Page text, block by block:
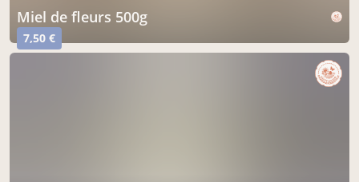
miel de fleurs 500g
7,50 €